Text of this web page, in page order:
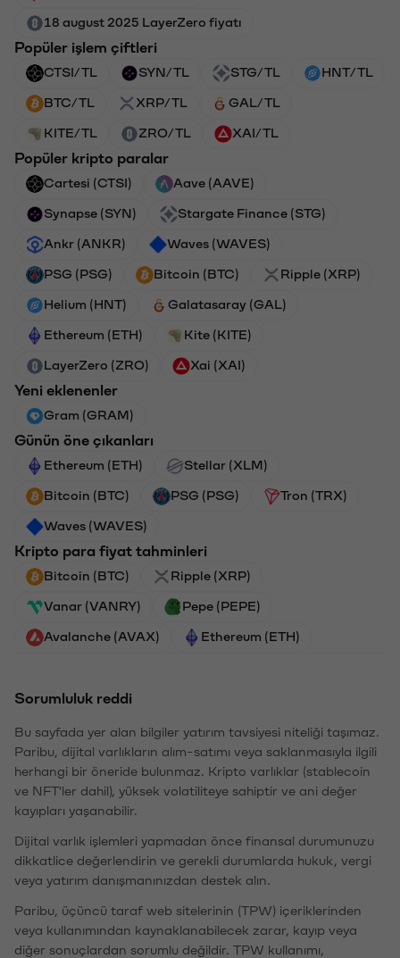
18 august 2025 LayerZero fiyatı
Popüler işlem çiftleri
CTSI/TL SYN/TL STG/TL HNT/TL
BTC/TL XRP/TL GAL/TL
KITE/TL ZRO/TL XAI/TL
Popüler kripto paralar
Cartesi (CTSI) Aave (AAVE)
Synapse (SYN) Stargate Finance (STG)
Ankr (ANKR) Waves (WAVES)
PSG (PSG) Bitcoin (BTC) Ripple (XRP)
Helium (HNT) Galatasaray (GAL)
Ethereum (ETH) Kite (KITE)
LayerZero (ZRO) Xai (XAI)
Yeni eklenenler
Gram (GRAM)
Günün öne çıkanları
Ethereum (ETH) Stellar (XLM)
Bitcoin (BTC) PSG (PSG) Tron (TRX)
Waves (WAVES)
Kripto para fiyat tahminleri
Bitcoin (BTC) Ripple (XRP)
Vanar (VANRY) Pepe (PEPE)
Avalanche (AVAX) Ethereum (ETH)
Sorumluluk reddi
Bu sayfada yer alan bilgiler yatırım tavsiyesi niteliği taşımaz.
Paribu, dijital varlıkların alım-satımı veya saklanmasıyla ilgili
herhangi bir öneride bulunmaz. Kripto varlıklar (stablecoin
ve NFT'ler dahil), yüksek volatiliteye sahiptir ve ani değer
kayıpları yaşanabilir.
Dijital varlık işlemleri yapmadan önce finansal durumunuzu
dikkatlice değerlendirin ve gerekli durumlarda hukuk, vergi
veya yatırım danışmanınızdan destek alın.
Paribu, üçüncü taraf web sitelerinin (TPW) içeriklerinden
veya kullanımından kaynaklanabilecek zarar, kayıp veya
diğer sonuçlardan sorumlu değildir. TPW kullanımı,